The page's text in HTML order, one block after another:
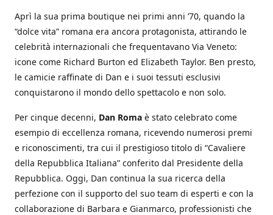
Aprì la sua prima boutique nei primi anni ’70, quando la
“dolce vita” romana era ancora protagonista, attirando le
celebrità internazionali che frequentavano Via Veneto:
icone come Richard Burton ed Elizabeth Taylor. Ben presto,
le camicie raffinate di Dan e i suoi tessuti esclusivi
conquistarono il mondo dello spettacolo e non solo.
Per cinque decenni, Dan Roma è stato celebrato come
esempio di eccellenza romana, ricevendo numerosi premi
e riconoscimenti, tra cui il prestigioso titolo di “Cavaliere
della Repubblica Italiana” conferito dal Presidente della
Repubblica. Oggi, Dan continua la sua ricerca della
perfezione con il supporto del suo team di esperti e con la
collaborazione di Barbara e Gianmarco, professionisti che